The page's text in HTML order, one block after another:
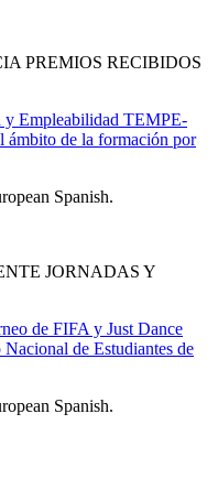
PREMIOS RECIBIDOS
y Empleabilidad TEMPE-
ámbito de la formación por
Spanish.
JORNADAS Y
de FIFA y Just Dance
de Estudiantes de
Spanish.